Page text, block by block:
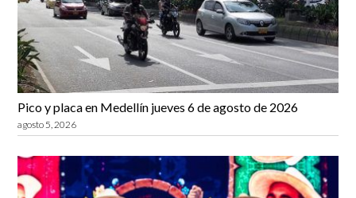
Pico y placa en Medellín jueves 6 de agosto de 2026
agosto 5, 2026